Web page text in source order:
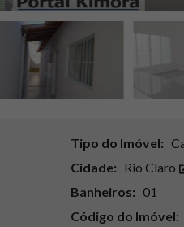
Tipo do Imóvel:
Cidade: Rio Claro
Banheiros: 01
Código do Imóvel: